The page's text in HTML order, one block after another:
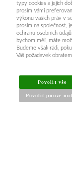
typy cookies a jejich
prosím Vámi
výkonu vašich práv v
prosím na společnost,
ochranu osobních
bychom měli, máte
Budeme však rádi,
Váš požadavek
Povolit vše
Povolit pouze